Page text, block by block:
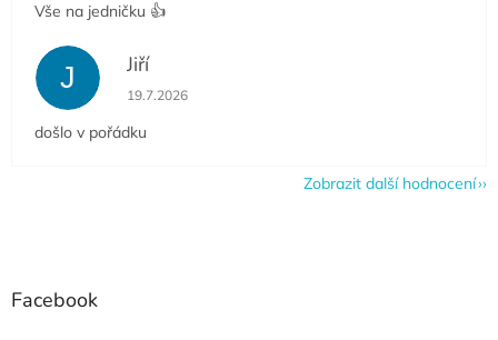
Vše na jedničku 👍
J Jiří
Hodnocení obchodu je 5 z 5 hvězdiček.
19.7.2026
došlo v pořádku
Zobrazit další hodnocení
Facebook